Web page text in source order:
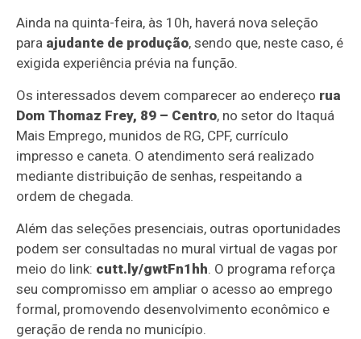
Ainda na quinta-feira, às 10h, haverá nova seleção
para ajudante de produção, sendo que, neste caso, é
exigida experiência prévia na função.
Os interessados devem comparecer ao endereço rua
Dom Thomaz Frey, 89 – Centro, no setor do Itaquá
Mais Emprego, munidos de RG, CPF, currículo
impresso e caneta. O atendimento será realizado
mediante distribuição de senhas, respeitando a
ordem de chegada.
Além das seleções presenciais, outras oportunidades
podem ser consultadas no mural virtual de vagas por
meio do link: cutt.ly/gwtFn1hh. O programa reforça
seu compromisso em ampliar o acesso ao emprego
formal, promovendo desenvolvimento econômico e
geração de renda no município.